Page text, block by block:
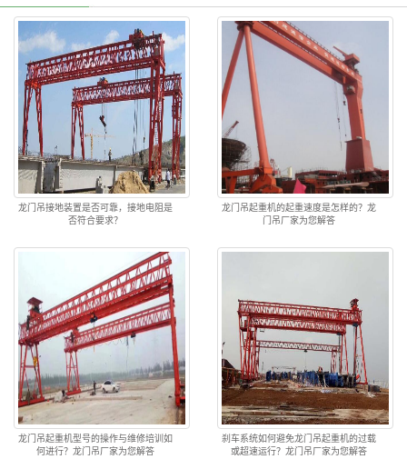
龙门吊接地装置是否可靠，接地电阻是
否符合要求？
龙门吊起重机的起重速度是怎样的？龙
门吊厂家为您解答
龙门吊起重机型号的操作与维修培训如
何进行？龙门吊厂家为您解答
刹车系统如何避免龙门吊起重机的过载
或超速运行？龙门吊厂家为您解答